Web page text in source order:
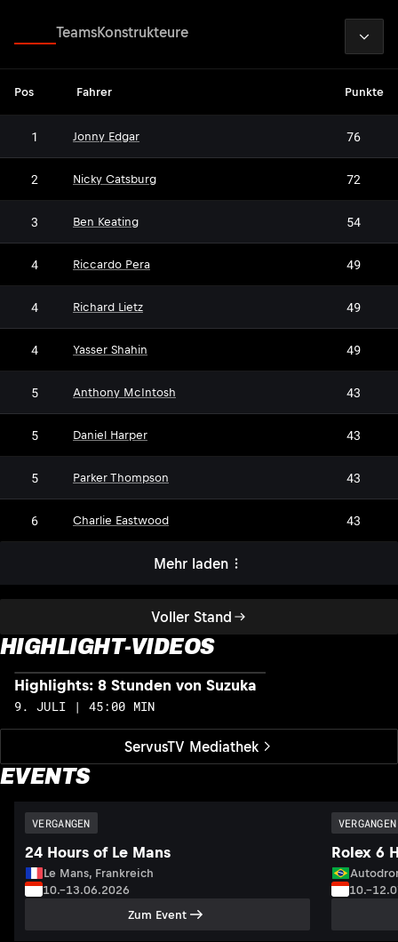
Voller Stand
TeamsKonstrukteure
Pos Fahrer Punkte
1 Jonny Edgar 76
2 Nicky Catsburg 72
3 Ben Keating 54
4 Riccardo Pera 49
4 Richard Lietz 49
4 Yasser Shahin 49
5 Anthony McIntosh 43
5 Daniel Harper 43
5 Parker Thompson 43
6 Charlie Eastwood 43
Mehr laden
HIGHLIGHT-VIDEOS
ServusTV Mediathek
Highlights: 8 Stunden von Suzuka
9. JULI | 45:00 MIN
EVENTS
VERGANGEN
24 Hours of Le Mans
Le Mans, Frankreich
10.–13.06.2026
Zum Event
VERGANGEN
Rolex 6